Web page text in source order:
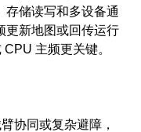
存储读写和多设备通
更新地图或回传运行
主频更关键。
协同或复杂避障，